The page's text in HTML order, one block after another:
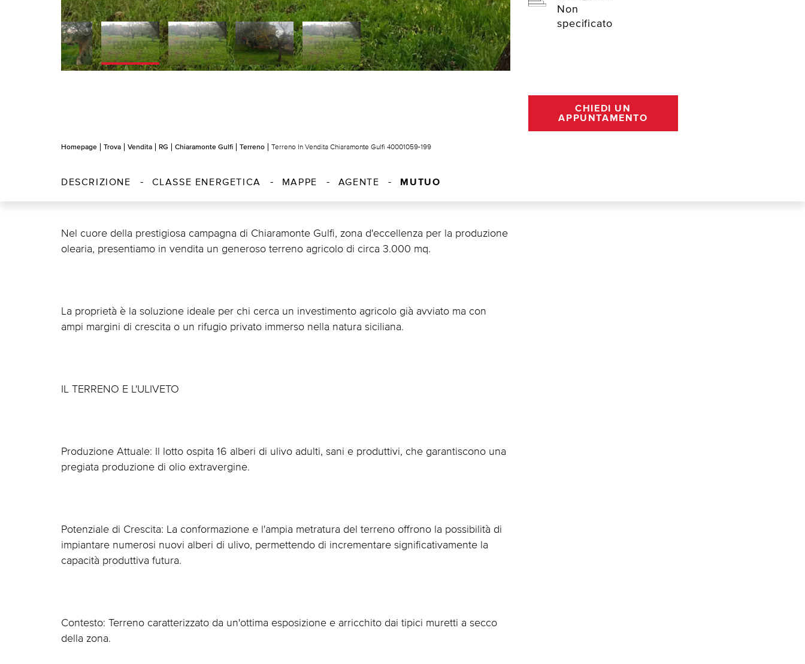
Non
specificato
CHIEDI UN
APPUNTAMENTO
Homepage Trova Vendita RG Chiaramonte Gulfi Terreno Terreno In Vendita Chiaramonte Gulfi 40001059-199
DESCRIZIONE CLASSE ENERGETICA MAPPE AGENTE MUTUO
Nel cuore della prestigiosa campagna di Chiaramonte Gulfi, zona d'eccellenza per la produzione
olearia, presentiamo in vendita un generoso terreno agricolo di circa 3.000 mq.
La proprietà è la soluzione ideale per chi cerca un investimento agricolo già avviato ma con
ampi margini di crescita o un rifugio privato immerso nella natura siciliana.
IL TERRENO E L'ULIVETO
Produzione Attuale: Il lotto ospita 16 alberi di ulivo adulti, sani e produttivi, che garantiscono una
pregiata produzione di olio extravergine.
Potenziale di Crescita: La conformazione e l'ampia metratura del terreno offrono la possibilità di
impiantare numerosi nuovi alberi di ulivo, permettendo di incrementare significativamente la
capacità produttiva futura.
Contesto: Terreno caratterizzato da un'ottima esposizione e arricchito dai tipici muretti a secco
della zona.